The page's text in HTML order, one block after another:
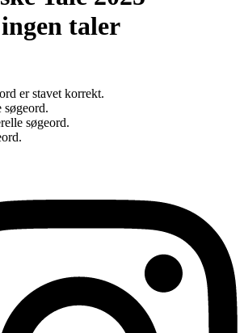
taler
er stavet korrekt.
søgeord.